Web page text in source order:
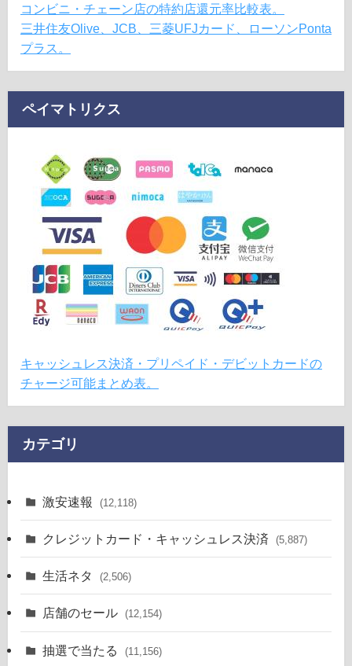
コンビニ・チェーン店の特約店還元率比較表。
三井住友Olive、JCB、三菱UFJカード、ローソンPonta
プラス。
ペイマトリクス
キャッシュレス決済・プリペイド・デビットカードの
チャージ可能まとめ表。
カテゴリ
激安速報 (12,118)
クレジットカード・キャッシュレス決済 (5,887)
生活ネタ (2,506)
店舗のセール (12,154)
抽選で当たる (11,156)